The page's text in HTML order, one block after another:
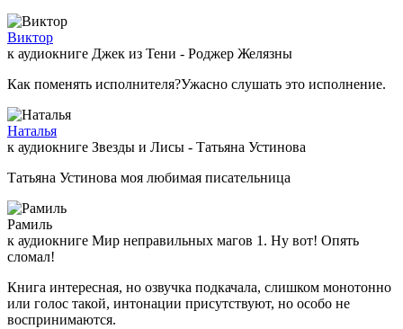
Виктор
к аудиокниге Джек из Тени - Роджер Желязны
Как поменять исполнителя?Ужасно слушать это исполнение.
Наталья
к аудиокниге Звезды и Лисы - Татьяна Устинова
Татьяна Устинова моя любимая писательница
Рамиль
к аудиокниге Мир неправильных магов 1. Ну вот! Опять
сломал!
Книга интересная, но озвучка подкачала, слишком монотонно
или голос такой, интонации присутствуют, но особо не
воспринимаются.